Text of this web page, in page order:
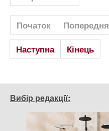
Початок Попередня
Наступна
Кінець
Вибір редакції: